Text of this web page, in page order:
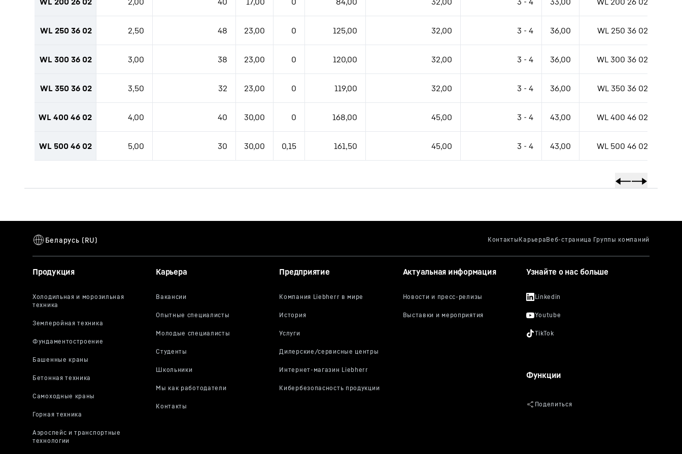
WL 250 36 02 2,50 48 23,00 0 125,00 32,00 3 - 4 36,00 WL 250 36 02
WL 300 36 02 3,00 38 23,00 0 120,00 32,00 3 - 4 36,00 WL 300 36 02
WL 350 36 02 3,50 32 23,00 0 119,00 32,00 3 - 4 36,00 WL 350 36 02
WL 400 46 02 4,00 40 30,00 0 168,00 45,00 3 - 4 43,00 WL 400 46 02
WL 500 46 02 5,00 30 30,00 0,15 161,50 45,00 3 - 4 43,00 WL 500 46 02
Продукция Карьера Предприятие Актуальная информация Узнайте о нас больше
Функции